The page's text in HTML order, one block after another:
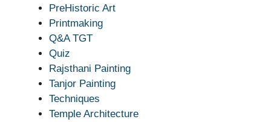
PreHistoric Art
Printmaking
Q&A TGT
Quiz
Rajsthani Painting
Tanjor Painting
Techniques
Temple Architecture